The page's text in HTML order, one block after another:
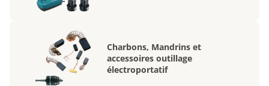
Charbons, Mandrins et
accessoires outillage
électroportatif